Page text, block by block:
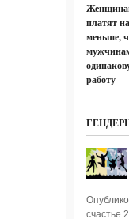
платят
меньше,
работу
счастье